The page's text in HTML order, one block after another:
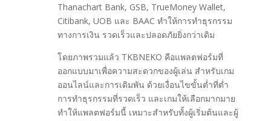
Thanachart Bank, GSB, TrueMoney Wallet,
Citibank, UOB และ BAAC ทำให้การทำธุรกรรม
ทางการเงิน รวดเร็วและปลอดภัยยิ่งกว่าเดิม
โดยภาพรวมแล้ว TKBNEKO คือแพลตฟอร์มที่
ออกแบบมาเพื่อความสะดวกของผู้เล่น สำหรับเกม
ออนไลน์และการเดิมพัน ด้วยเงื่อนไขขั้นต่ำที่ต่ำ
การทำธุรกรรมที่รวดเร็ว และเกมให้เลือกมากมาย
ทำให้แพลตฟอร์มนี้ เหมาะสำหรับทั้งผู้เริ่มต้นและผู้